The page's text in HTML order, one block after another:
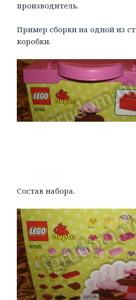
производитель.
Пример сборки на одной из
коробки.
Состав набора.